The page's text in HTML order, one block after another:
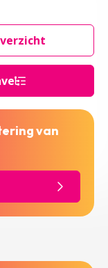
van